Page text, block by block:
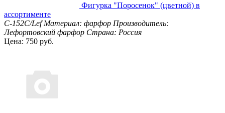
Фигурка "Поросенок" (цветной) в
ассортименте
С-152С/Lef Материал: фарфор Производитель:
Лефортовский фарфор Страна: Россия
Цена: 750 руб.